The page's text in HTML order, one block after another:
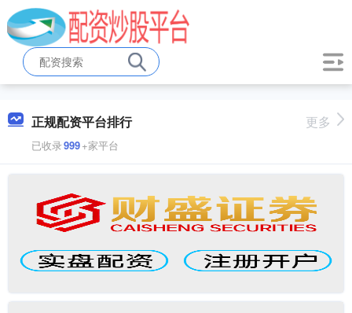
正规配资平台排行
已收录999+家平台
更多